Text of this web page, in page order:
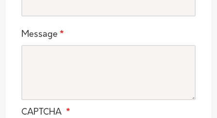
Message
CAPTCHA